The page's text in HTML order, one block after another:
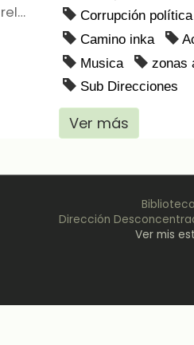
Contiene. - Capitulo 1: El pensamiento religioso de los Inkas.— Capitulo 2: Usno, sukankas y calendario solar Inka. – Capitulo 3: Dualidad y…
Corrupción política
Camino inka
Musica
zonas
Sub Direcciones
Ver más
Dirección
Ver mis